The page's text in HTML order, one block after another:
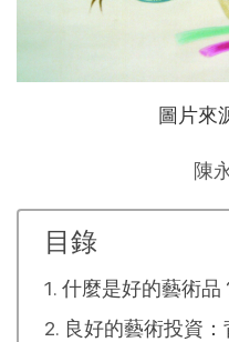
圖片來
陳
目錄
什麼是好的藝術品
良好的藝術投資